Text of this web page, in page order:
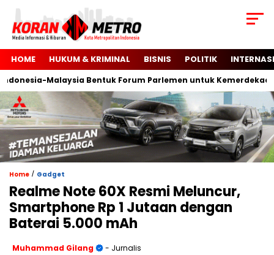
HOME HUKUM & KRIMINAL BISNIS POLITIK
Malaysia Bentuk Forum Parlemen untuk Kemerdekaan
Home / Gadget
Realme Note 60X Resmi Meluncur,
Smartphone Rp 1 Jutaan dengan
Baterai 5.000 mAh
Muhammad Gilang
- Jurnalis